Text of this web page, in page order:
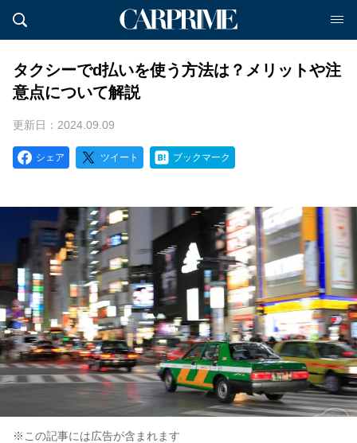
タクシーでd払いを使う方法は？メリットや注
意点について解説
更新日：2024.09.09
シェア ツイート ブックマーク
※この記事には広告が含まれます